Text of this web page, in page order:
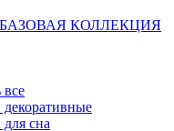
КОЛЛЕКЦИЯ
все
сна